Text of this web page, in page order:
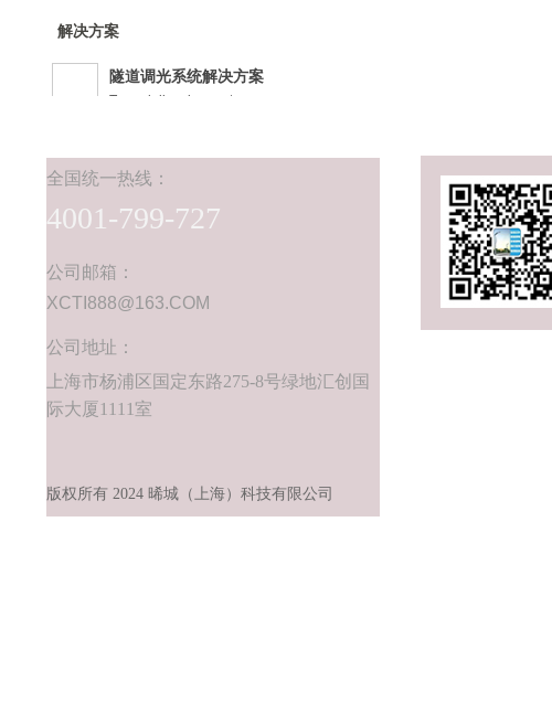
全国统一热线：
4001-799-727
公司邮箱：
XCTI888@163.COM
公司地址：
上海市杨浦区国定东路275-8号绿地汇创国
际大厦1111室
版权所有 2024 晞城（上海）科技有限公司
解决方案
隧道调光系统解决方案
Tunnel dimming system
River detection and operation
Smart electricity consumption
Smart light pole